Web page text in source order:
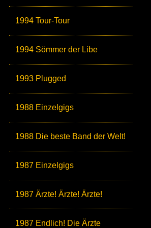
1994 Tour-Tour
1994 Sömmer der Libe
1993 Plugged
1988 Einzelgigs
1988 Die beste Band der Welt!
1987 Einzelgigs
1987 Ärzte! Ärzte! Ärzte!
1987 Endlich! Die Ärzte